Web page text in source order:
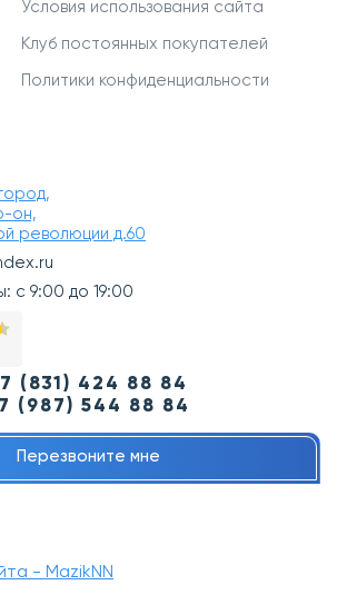
Условия использования сайта
Клуб постоянных покупателей
Политики конфиденциальности
он,
революции д.60
с 9:00 до 19:00
(831) 424 88 84
(987) 544 88 84
Перезвоните мне
- MazikNN